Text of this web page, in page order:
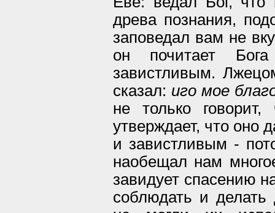
древа познания,
заповедал вам не
он почитает
завистливым.
сказал: иго мое
не только
утверждает, что оно
и завистливым -
наобещал нам
завидует спасению
соблюдать и